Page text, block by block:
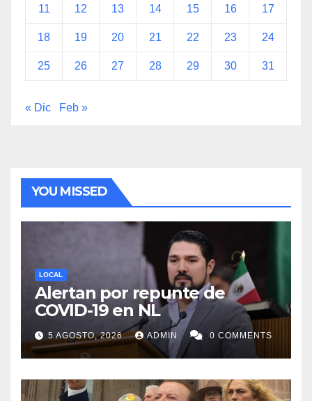
11 12 13 14 15 16 17
18 19 20 21 22 23 24
25 26 27 28 29 30 31
« Dic Feb »
YOU MISSED
LOCAL
Alertan por repunte de
COVID-19 en NL
5 AGOSTO, 2026 ADMIN 0 COMMENTS